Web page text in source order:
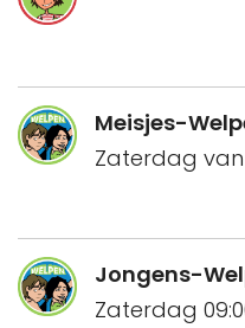
Meisjes-
Zaterdag van
Jongens-
Zaterdag